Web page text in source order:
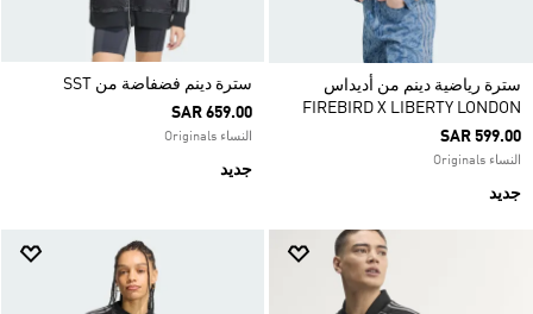
سترة رياضية دينم من أديداس
FIREBIRD X LIBERTY LONDON
SAR 599.00
النساء Originals
جديد
سترة دينم فضفاضة من SST
SAR 659.00
النساء Originals
جديد